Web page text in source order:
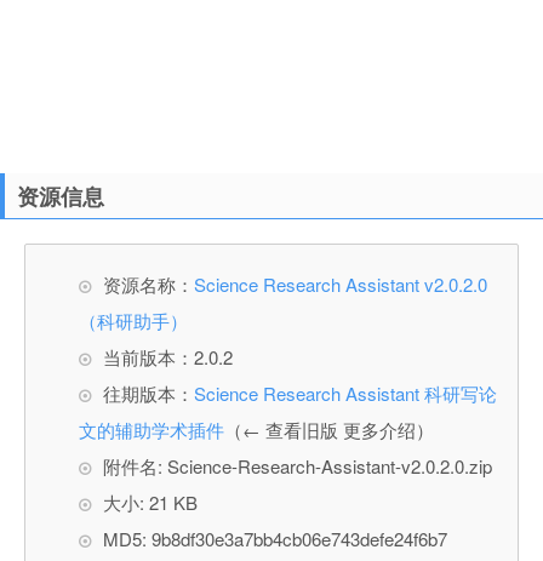
资源信息
资源名称： Science Research Assistant v2.0.2.0
（科研助手）
当前版本：2.0.2
往期版本： Science Research Assistant 科研写论
文的辅助学术插件 （← 查看旧版 更多介绍）
附件名: Science-Research-Assistant-v2.0.2.0.zip
大小: 21 KB
MD5: 9b8df30e3a7bb4cb06e743defe24f6b7